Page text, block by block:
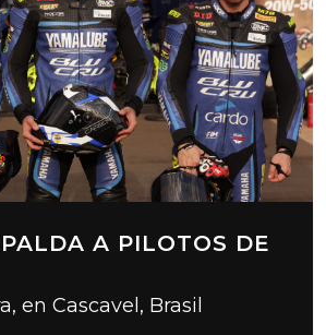
A PILOTOS DE
en Cascavel, Brasil